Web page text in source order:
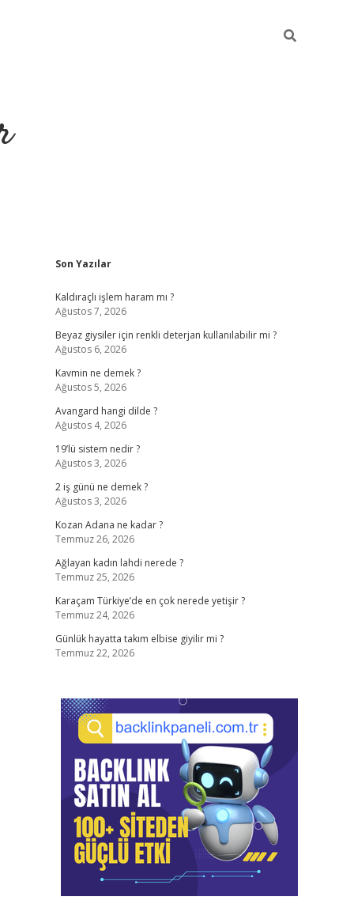
Sidebar
Son Yazılar
Kaldıraçlı işlem haram mı ?
Ağustos 7, 2026
Beyaz giysiler için renkli deterjan kullanılabilir mi ?
Ağustos 6, 2026
Kavmin ne demek ?
Ağustos 5, 2026
Avangard hangi dilde ?
Ağustos 4, 2026
19’lü sistem nedir ?
Ağustos 3, 2026
2 iş günü ne demek ?
Ağustos 3, 2026
Kozan Adana ne kadar ?
Temmuz 26, 2026
Ağlayan kadın lahdi nerede ?
Temmuz 25, 2026
Karaçam Türkiye’de en çok nerede yetişir ?
Temmuz 24, 2026
Günlük hayatta takım elbise giyilir mi ?
Temmuz 22, 2026